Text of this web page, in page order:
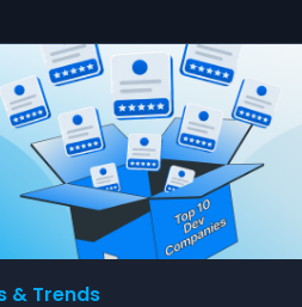
& Trends